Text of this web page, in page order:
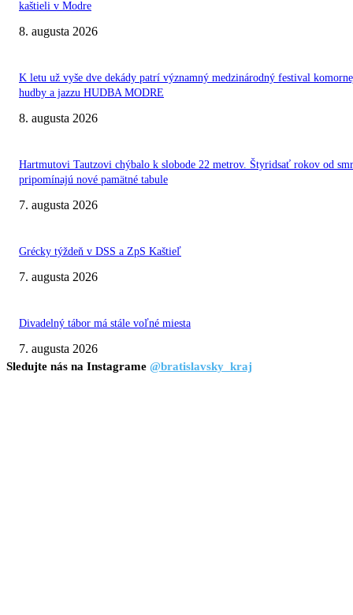
kaštieli v Modre
8. augusta 2026
K letu už vyše dve dekády patrí významný medzinárodný festival
hudby a jazzu HUDBA MODRE
8. augusta 2026
Hartmutovi Tautzovi chýbalo k slobode 22 metrov. Štyridsať rokov od
pripomínajú nové pamätné tabule
7. augusta 2026
Grécky týždeň v DSS a ZpS Kaštieľ
7. augusta 2026
Divadelný tábor má stále voľné miesta
7. augusta 2026
Sledujte nás na Instagrame @bratislavsky_kraj